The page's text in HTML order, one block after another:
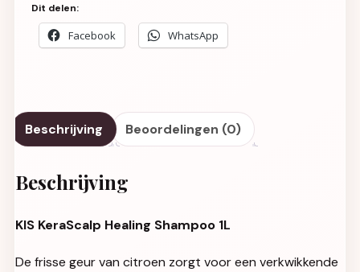
Dit delen:
Facebook WhatsApp
Beschrijving Beoordelingen (0)
Beschrijving
KIS KeraScalp Healing Shampoo 1L
De frisse geur van citroen zorgt voor een verkwikkende